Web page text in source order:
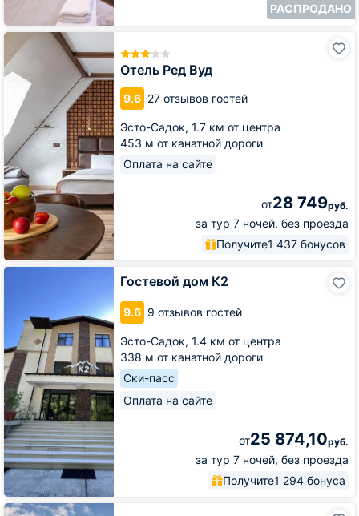
РАСПРОДАНО
Отель Ред Вуд
9.6 27 отзывов гостей
Эсто-Садок, 1.7 км от центра
453 м от канатной дороги
Оплата на сайте
от28 749руб.
за тур 7 ночей, без проезда
Получите1 437 бонусов
Отель
Ред
Вуд
Гостевой дом К2
9.6 9 отзывов гостей
Эсто-Садок, 1.4 км от центра
338 м от канатной дороги
Ски-пасс
Оплата на сайте
от25 874,10руб.
за тур 7 ночей, без проезда
Получите1 294 бонуса
Гостевой
Snega